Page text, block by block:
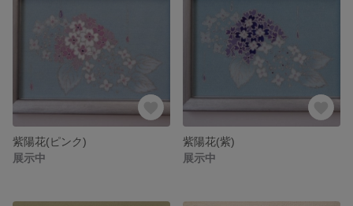
紫陽花(ピンク)
展示中
紫陽花(紫)
展示中